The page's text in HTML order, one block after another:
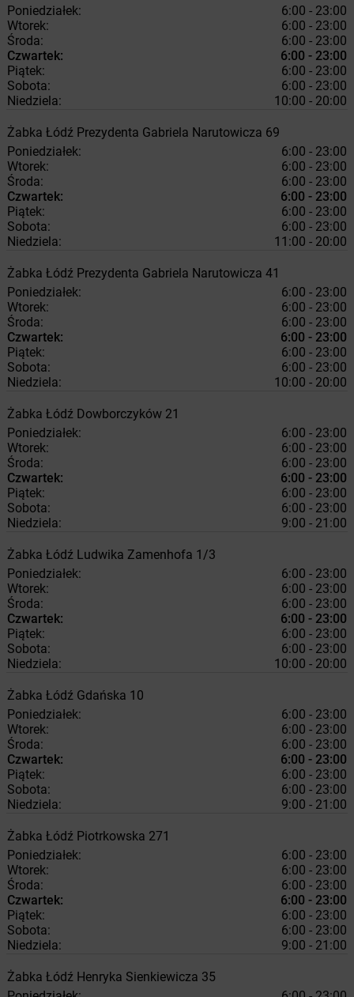
Poniedziałek:
6:00 - 23:00
Wtorek:
6:00 - 23:00
Środa:
6:00 - 23:00
Czwartek:
6:00 - 23:00
Piątek:
6:00 - 23:00
Sobota:
6:00 - 23:00
Niedziela:
10:00 - 20:00
Żabka Łódź Prezydenta Gabriela Narutowicza 69
Poniedziałek:
6:00 - 23:00
Wtorek:
6:00 - 23:00
Środa:
6:00 - 23:00
Czwartek:
6:00 - 23:00
Piątek:
6:00 - 23:00
Sobota:
6:00 - 23:00
Niedziela:
11:00 - 20:00
Żabka Łódź Prezydenta Gabriela Narutowicza 41
Poniedziałek:
6:00 - 23:00
Wtorek:
6:00 - 23:00
Środa:
6:00 - 23:00
Czwartek:
6:00 - 23:00
Piątek:
6:00 - 23:00
Sobota:
6:00 - 23:00
Niedziela:
10:00 - 20:00
Żabka Łódź Dowborczyków 21
Poniedziałek:
6:00 - 23:00
Wtorek:
6:00 - 23:00
Środa:
6:00 - 23:00
Czwartek:
6:00 - 23:00
Piątek:
6:00 - 23:00
Sobota:
6:00 - 23:00
Niedziela:
9:00 - 21:00
Żabka Łódź Ludwika Zamenhofa 1/3
Poniedziałek:
6:00 - 23:00
Wtorek:
6:00 - 23:00
Środa:
6:00 - 23:00
Czwartek:
6:00 - 23:00
Piątek:
6:00 - 23:00
Sobota:
6:00 - 23:00
Niedziela:
10:00 - 20:00
Żabka Łódź Gdańska 10
Poniedziałek:
6:00 - 23:00
Wtorek:
6:00 - 23:00
Środa:
6:00 - 23:00
Czwartek:
6:00 - 23:00
Piątek:
6:00 - 23:00
Sobota:
6:00 - 23:00
Niedziela:
9:00 - 21:00
Żabka Łódź Piotrkowska 271
Poniedziałek:
6:00 - 23:00
Wtorek:
6:00 - 23:00
Środa:
6:00 - 23:00
Czwartek:
6:00 - 23:00
Piątek:
6:00 - 23:00
Sobota:
6:00 - 23:00
Niedziela:
9:00 - 21:00
Żabka Łódź Henryka Sienkiewicza 35